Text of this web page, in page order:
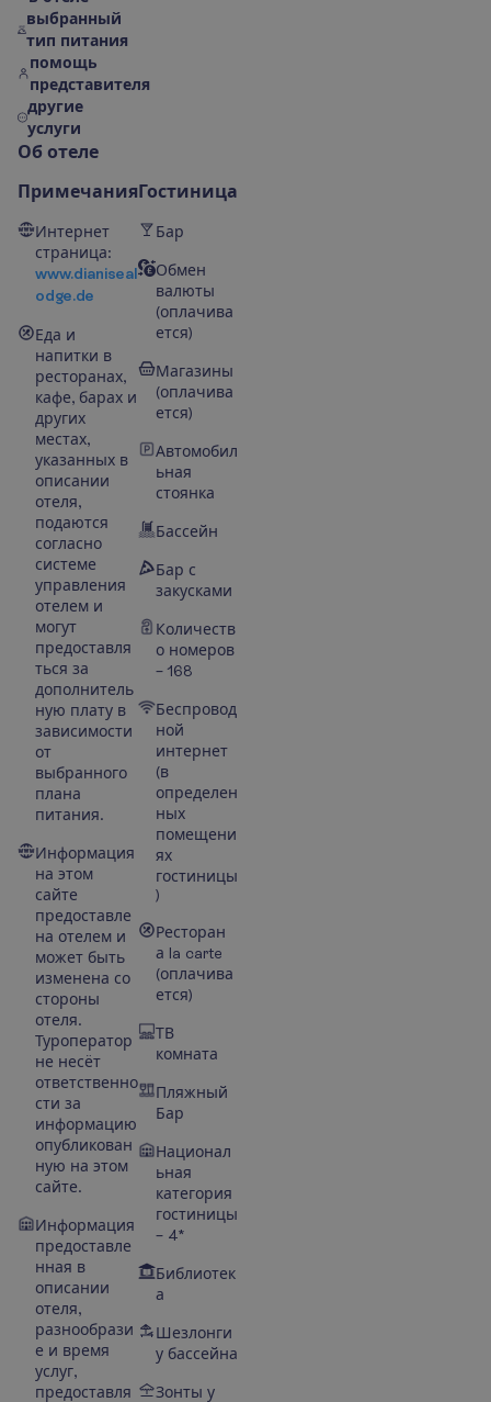
выбранный
тип питания
помощь
представителя
другие
услуги
Об отеле
Примечания
Интернет
страница:
www.dianiseal
odge.de
Еда и
напитки в
ресторанах,
кафе, барах и
других
местах,
указанных в
описании
отеля,
подаются
согласно
системе
управления
отелем и
могут
предоставля
ться за
дополнитель
ную плату в
зависимости
от
выбранного
плана
питания.
Информация
на этом
сайте
предоставле
на отелем и
может быть
изменена со
стороны
отеля.
Туроператор
не несёт
ответственно
сти за
информацию
опубликован
ную на этом
сайте.
Информация
предоставле
нная в
описании
отеля,
разнообрази
е и время
услуг,
предоставля
Гостиница
Бар
Обмен
валюты
(оплачива
ется)
Магазины
(оплачива
ется)
Автомобил
ьная
стоянка
Бассейн
Бар с
закусками
Количеств
о номеров
– 168
Беспровод
ной
интернет
(в
определен
ных
помещени
ях
гостиницы
)
Ресторан
а la carte
(оплачива
ется)
ТВ
комната
Пляжный
Бар
Национал
ьная
категория
гостиницы
– 4*
Библиотек
а
Шезлонги
у бассейна
Зонты у